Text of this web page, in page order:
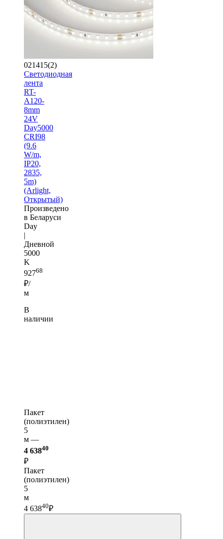
021415(2)
Светодиодная
лента
RT-
A120-
8mm
24V
Day5000
CRI98
(9.6
W/m,
IP20,
2835,
5m)
(Arlight,
Открытый)
Произведено
в Беларуси
Day
|
Дневной
5000
K
92768
₽/
м
В
наличии
Пакет
(полиэтилен)
5
м —
4 63840
₽
Пакет
(полиэтилен)
5
м
4 63840₽